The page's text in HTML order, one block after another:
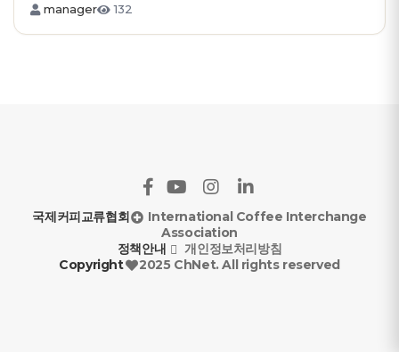
manager 132
국제커피교류협회
International Coffee Interchange
Association
정책안내
개인정보처리방침
Copyright
2025 ChNet. All rights reserved